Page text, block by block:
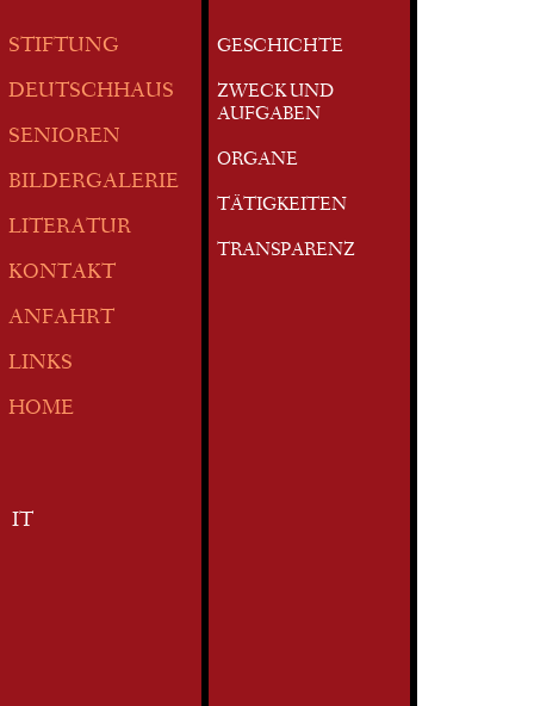
STIFTUNG
DEUTSCHHAUS
SENIOREN
BILDERGALERIE
LITERATUR
KONTAKT
ANFAHRT
LINKS
HOME
IT
GESCHICHTE
ZWECK UND
AUFGABEN
ORGANE
TÄTIGKEITEN
TRANSPARENZ